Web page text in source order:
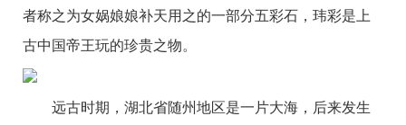
者称之为女娲娘娘补天用之的一部分五彩石，玮彩是上
古中国帝王玩的珍贵之物。
远古时期，湖北省随州地区是一片大海，后来发生